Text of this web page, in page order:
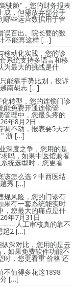
驶舱"，您的财务报表
成，但需放弃部分手
哪些运营数据用于管
误百出。院长要的数
不能再这样 […]
移动化实践，您的诊
系统支持多语言和移
为最大的挑战是什
能靠手势比划，投诉
南胡志 […]
转型，您的连锁门诊
能免费开通连锁管
管理中，您最头疼的
年8月2日
调不动，报表要5天才
浙 […]
深度之争，您用的是
吗，如果中医馆兼看
统选型时，您更看
该怎么选？中西医结
秀 […]
规风险，您的门诊有
果有一套系统能实时
，您最大的痛点是什
年7月31日
——人工审核真的靠不
起2 […]
深对比，您用的是云
如果免费软件功能不
时，您更看重'价格'还
不值得多花这1898
[…]